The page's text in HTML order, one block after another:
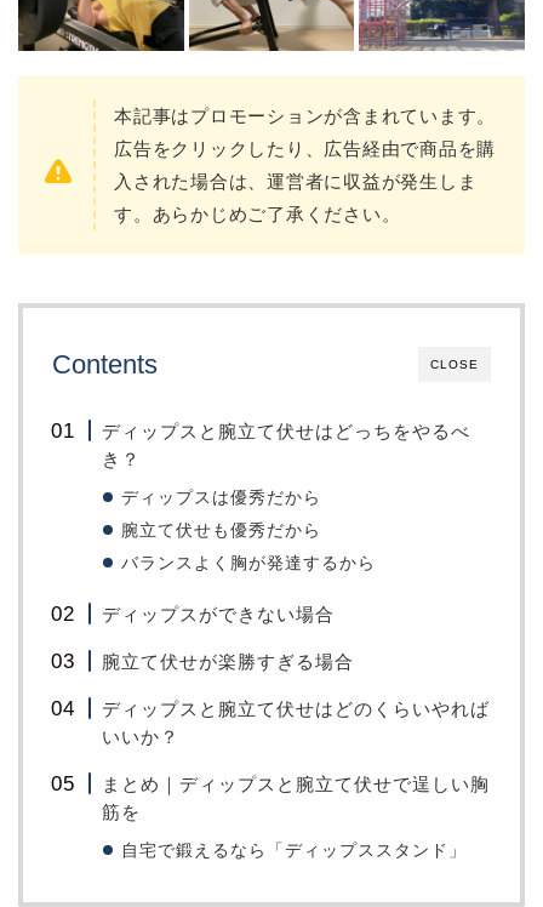
本記事はプロモーションが含まれています。
広告をクリックしたり、広告経由で商品を購
入された場合は、運営者に収益が発生しま
す。あらかじめご了承ください。
CLOSE
Contents
ディップスと腕立て伏せはどっちをやるべ
き？
ディップスは優秀だから
腕立て伏せも優秀だから
バランスよく胸が発達するから
ディップスができない場合
腕立て伏せが楽勝すぎる場合
ディップスと腕立て伏せはどのくらいやれば
いいか？
まとめ｜ディップスと腕立て伏せで逞しい胸
筋を
自宅で鍛えるなら「ディップススタンド」